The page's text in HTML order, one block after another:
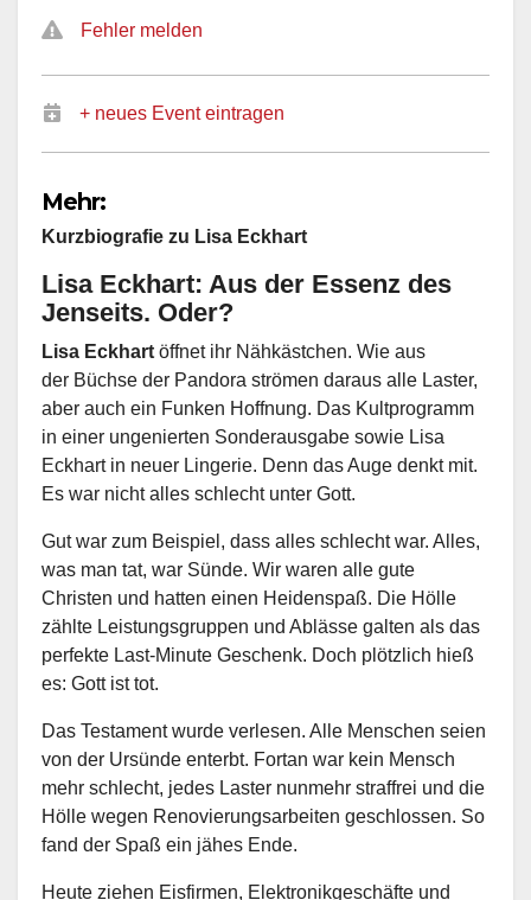
Fehler melden
+ neues Event eintragen
Mehr:
Kurzbiografie zu Lisa Eckhart
Lisa Eckhart: Aus der Essenz des
Jenseits. Oder?
Lisa Eckhartöffnet ihr Nähkästchen. Wie aus
der Büchse der Pandora strömen daraus alle Laster,
aber auch ein Funken Hoffnung. Das Kultprogramm
in einer ungenierten Sonderausgabe sowie Lisa
Eckhart in neuer Lingerie. Denn das Auge denkt mit.
Es war nicht alles schlecht unter Gott.
Gut war zum Beispiel, dass alles schlecht war. Alles,
was man tat, war Sünde. Wir waren alle gute
Christen und hatten einen Heidenspaß. Die Hölle
zählte Leistungsgruppen und Ablässe galten als das
perfekte Last-Minute Geschenk. Doch plötzlich hieß
es: Gott ist tot.
Das Testament wurde verlesen. Alle Menschen seien
von der Ursünde enterbt. Fortan war kein Mensch
mehr schlecht, jedes Laster nunmehr straffrei und die
Hölle wegen Renovierungsarbeiten geschlossen. So
fand der Spaß ein jähes Ende.
Heute ziehen Eisfirmen, Elektronikgeschäfte und